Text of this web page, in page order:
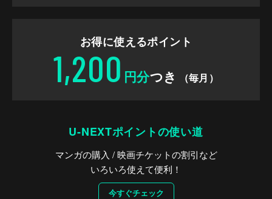
お得に使えるポイント
1,200 円分つき （毎月）
U-NEXTポイントの使い道
マンガの購入 / 映画チケットの割引など
いろいろ使えて便利！
今すぐチェック